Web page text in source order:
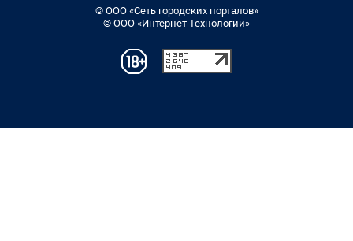
© ООО «Сеть городских порталов»
© ООО «Интернет Технологии»